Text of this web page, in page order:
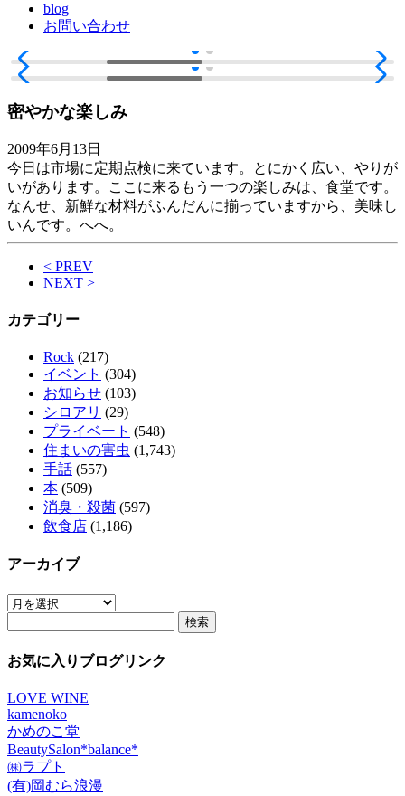
blog
お問い合わせ
密やかな楽しみ
2009年6月13日
今日は市場に定期点検に来ています。とにかく広い、やりが
いがあります。ここに来るもう一つの楽しみは、食堂です。
なんせ、新鮮な材料がふんだんに揃っていますから、美味し
いんです。へへ。
< PREV
NEXT >
カテゴリー
Rock (217)
イベント (304)
お知らせ (103)
シロアリ (29)
プライベート (548)
住まいの害虫 (1,743)
手話 (557)
本 (509)
消臭・殺菌 (597)
飲食店 (1,186)
アーカイブ
ア
イ
お気に入りブログリンク
LOVE WINE
kamenoko
かめのこ堂
BeautySalon*balance*
㈱ラプト
(有)岡むら浪漫